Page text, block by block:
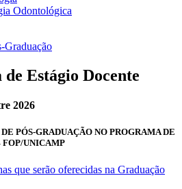
Odontológica
Graduação
Estágio Docente
2026
PÓS-GRADUAÇÃO NO PROGRAMA DE
FOP/UNICAMP
que serão oferecidas na Graduação